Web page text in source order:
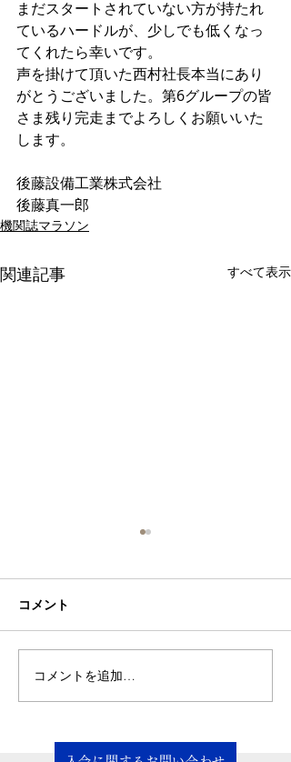
まだスタートされていない方が持たれ
ているハードルが、少しでも低くなっ
てくれたら幸いです。
声を掛けて頂いた西村社長本当にあり
がとうございました。第6グループの皆
さま残り完走までよろしくお願いいた
します。
後藤設備工業株式会社
後藤真一郎
機関誌マラソン
関連記事 すべて表示
私は2007(平成19)年5月に、
盛和塾香川への入塾を許され
ました。きっかけは、稲盛和
夫塾長の生講演がもう聴けな
コメント
コメントを追加…